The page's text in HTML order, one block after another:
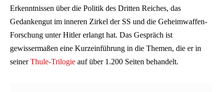
Erkenntnissen über die Politik des Dritten Reiches, das
Gedankengut im inneren Zirkel der SS und die Geheimwaffen-
Forschung unter Hitler erlangt hat. Das Gespräch ist
gewissermaßen eine Kurzeinführung in die Themen, die er in
seinerThule-Trilogie auf über 1.200 Seiten behandelt.